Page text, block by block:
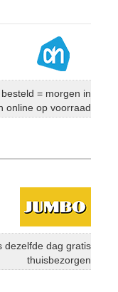
= morgen in
online op voorraad
dezelfde dag gratis
thuisbezorgen